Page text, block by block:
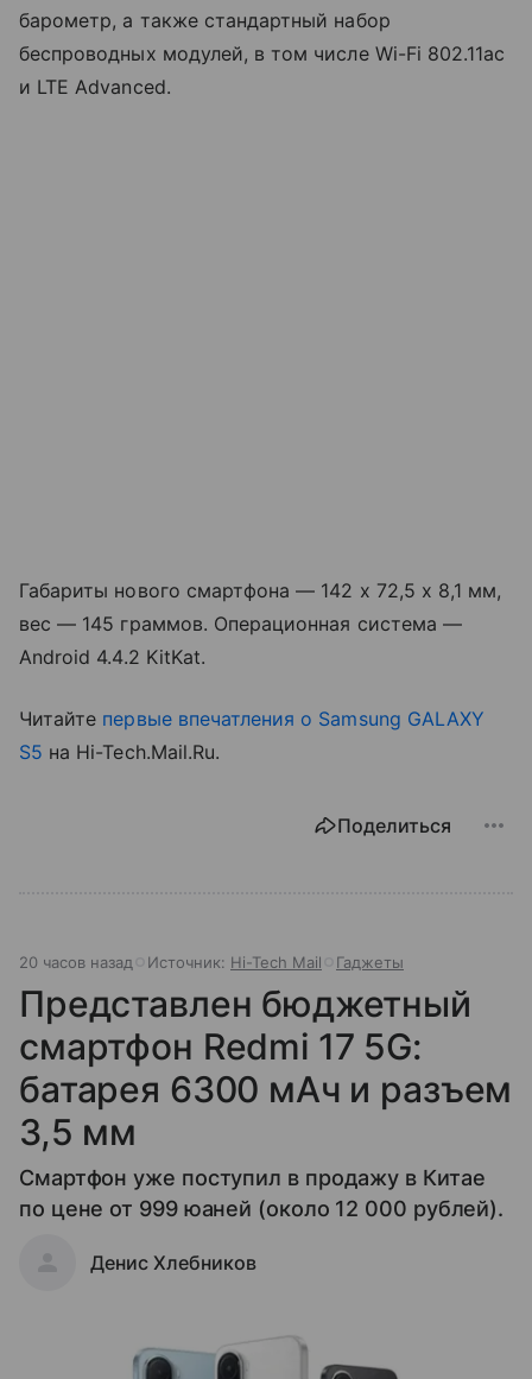
барометр, а также стандартный набор
беспроводных модулей, в том числе Wi-Fi 802.11ac
и LTE Advanced.
Габариты нового смартфона — 142 x 72,5 x 8,1 мм,
вес — 145 граммов. Операционная система —
Android 4.4.2 KitKat.
Читайте первые впечатления о Samsung GALAXY
S5 на Hi-Tech.Mail.Ru.
Поделиться
20 часов назад Источник: Hi-Tech Mail Гаджеты
Представлен бюджетный
смартфон Redmi 17 5G:
батарея 6300 мАч и разъем
3,5 мм
Смартфон уже поступил в продажу в Китае
по цене от 999 юаней (около 12 000 рублей).
Денис Хлебников